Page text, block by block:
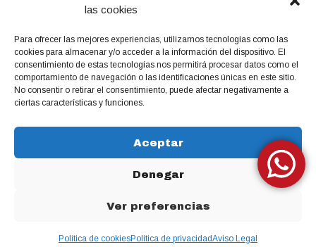
las cookies
Para ofrecer las mejores experiencias, utilizamos tecnologías como las
cookies para almacenar y/o acceder a la información del dispositivo. El
consentimiento de estas tecnologías nos permitirá procesar datos como el
comportamiento de navegación o las identificaciones únicas en este sitio.
No consentir o retirar el consentimiento, puede afectar negativamente a
ciertas características y funciones.
Aceptar
Denegar
Ver preferencias
Política de cookiesPolítica de privacidadAviso Legal
Política de cookies (UE)